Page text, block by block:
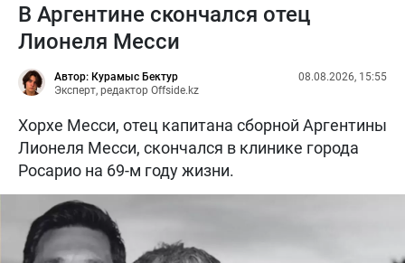
В Аргентине скончался отец
Лионеля Месси
Автор: Курамыс Бектур
Эксперт, редактор Offside.kz
08.08.2026, 15:55
Хорхе Месси, отец капитана сборной Аргентины
Лионеля Месси, скончался в клинике города
Росарио на 69-м году жизни.